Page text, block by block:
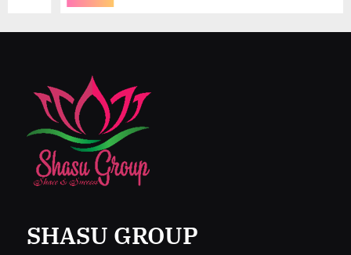
SHASU GROUP